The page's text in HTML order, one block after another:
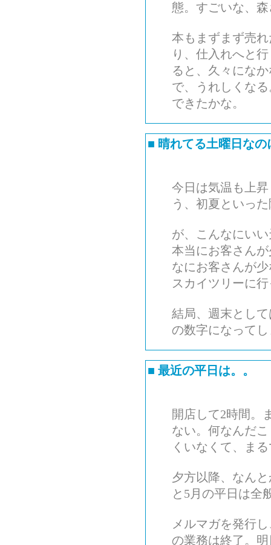
態。すごいな、
本もまずまず売
り、仕入れへと
ると、久々にな
で、うれしくな
できたかな。
■ 晴れてる土曜日なの
今日は気温も上
う、初夏といっ
が、こんなにい
本当にお客さん
なにお客さんが
スカイツリーに
結局、週末とし
の数字になって
■ 最近の平日は。。
開店して2時間。
ない。何なんだ
くいなくて、ま
夕方以降、なん
と5月の平日は全
メルマガを発行
の業務は終了。